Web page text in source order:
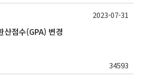
산점수(GPA) 변경
34593
2023-07-31